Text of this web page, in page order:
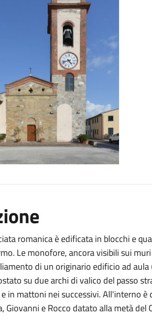
romanica è edificata in blocchi e
Le monofore, ancora visibili sui
di un originario edificio ad
su due archi di valico del passo
in mattoni nei successivi. All'interno
Giovanni e Rocco datato alla metà del